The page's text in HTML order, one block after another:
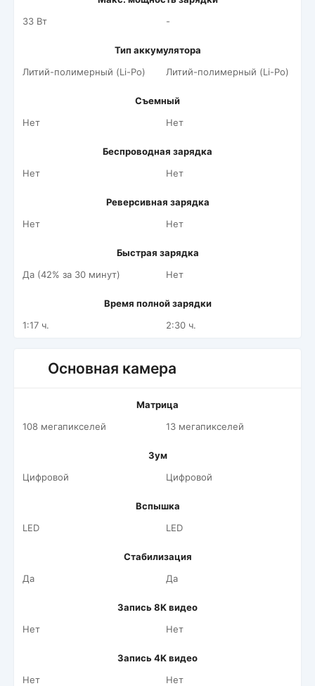
33 Вт
-
Тип аккумулятора
Литий-полимерный (Li-Po)
Литий-полимерный (Li-Po)
Съемный
Нет
Нет
Беспроводная зарядка
Нет
Нет
Реверсивная зарядка
Нет
Нет
Быстрая зарядка
Да (42% за 30 минут)
Нет
Время полной зарядки
1:17 ч.
2:30 ч.
Основная камера
Матрица
108 мегапикселей
13 мегапикселей
Зум
Цифровой
Цифровой
Вспышка
LED
LED
Стабилизация
Да
Да
Запись 8K видео
Нет
Нет
Запись 4K видео
Нет
Нет